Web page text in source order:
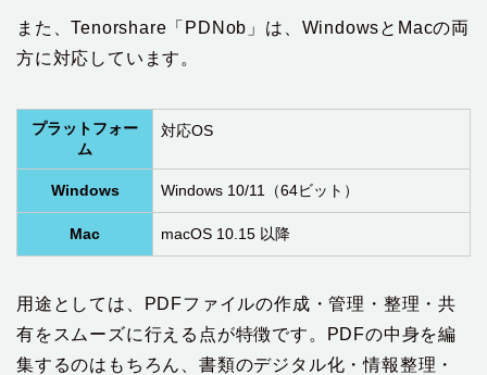
また、Tenorshare「PDNob」は、WindowsとMacの両
方に対応しています。
プラットフォー
ム
対応OS
Windows Windows 10/11（64ビット）
Mac macOS 10.15 以降
用途としては、PDFファイルの作成・管理・整理・共
有をスムーズに行える点が特徴です。PDFの中身を編
集するのはもちろん、書類のデジタル化・情報整理・